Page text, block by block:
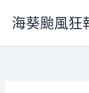
要
海葵颱風狂